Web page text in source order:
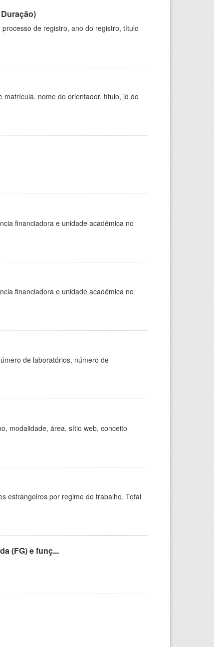
de registro, ano do registro, título
matrícula, nome do orientador, título, id do
financiadora e unidade acadêmica no
financiadora e unidade acadêmica no
de laboratórios, número de
modalidade, área, sítio web, conceito
estrangeiros por regime de trabalho. Total
(FG) e funç...